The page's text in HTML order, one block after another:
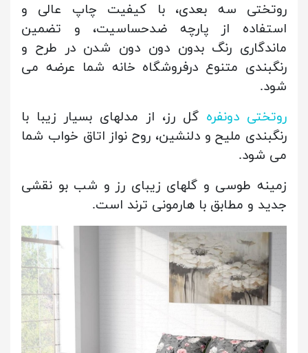
روتختی سه بعدی، با کیفیت چاپ عالی و
استفاده از پارچه ضدحساسیت، و تضمین
ماندگاری رنگ بدون دون دون شدن در طرح و
رنگبندی متنوع درفروشگاه خانه شما عرضه می
شود.
روتختی دونفره گل رز، از مدلهای بسیار زیبا با
رنگبندی ملیح و دلنشین، روح نواز اتاق خواب شما
می شود.
زمینه طوسی و گلهای زیبای رز و شب بو نقشی
جدید و مطابق با هارمونی ترند است.